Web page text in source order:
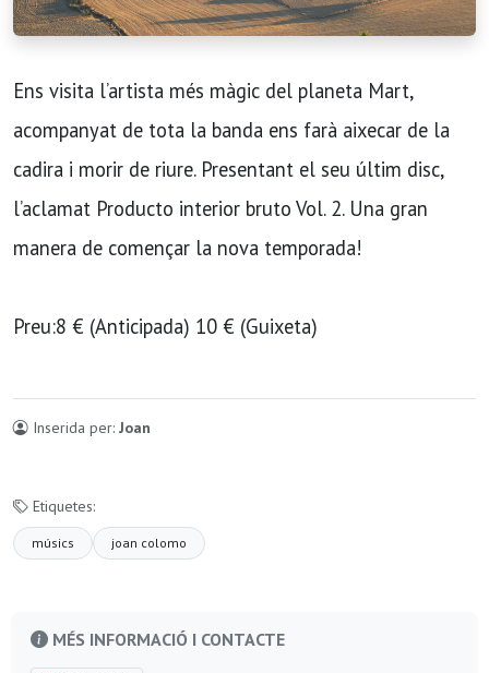
Ens visita l’artista més màgic del planeta Mart,
acompanyat de tota la banda ens farà aixecar de la
cadira i morir de riure. Presentant el seu últim disc,
l’aclamat Producto interior bruto Vol. 2. Una gran
manera de començar la nova temporada!
Preu:8 € (Anticipada) 10 € (Guixeta)
Inserida per: Joan
Etiquetes:
músics joan colomo
MÉS INFORMACIÓ I CONTACTE